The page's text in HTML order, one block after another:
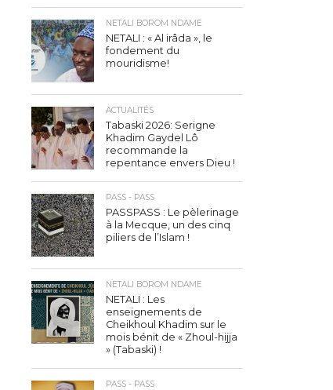
NETALI BOROM NDAME
NETALI : « Al irâda », le
fondement du
mouridisme!
ACTUALITÉS
Tabaski 2026: Serigne
Khadim Gaydel Lô
recommande la
repentance envers Dieu !
PASS - PASS
PASSPASS : Le pèlerinage
à la Mecque, un des cinq
piliers de l’Islam !
NETALI BOROM NDAME
NETALI : Les
enseignements de
Cheikhoul Khadim sur le
mois bénit de « Zhoul-hijja
» (Tabaski) !
PASS - PASS